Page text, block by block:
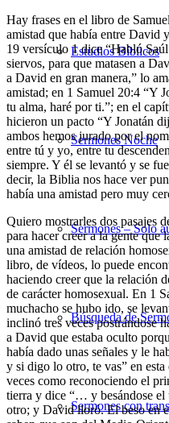
Estudios Bíblicos
Sermones Noche
Sermones – Solo
Búsqueda de
Sermones con
Hay frases en el libro de
amistad que había entre David
19 versículo 1 dice “Habló
siervos, para que matasen a
a David en gran manera,” lo
amistad; en 1 Samuel 20:4 “Y
tu alma, haré por ti.”; en el
hicieron un pacto “Y Jonatán
ambos hemos jurado por el
entre tú y yo, entre tu
siempre. Y él se levantó y se
decir, la Biblia nos hace ver
había una amistad pero muy
Quiero mostrarles dos pasajes
para hacer creer a la gente que
una amistad de relación
libro, de vídeos, lo puede
haciendo creer que la relación
de carácter homosexual. En 1
muchacho se hubo ido, se
inclinó tres veces postrándose
a David que estaba oculto
había dado unas señales y le
y si digo lo otro, te vas” en
veces como reconociendo el
tierra y dice “… y besándose
otro; y David lloró. El beso en